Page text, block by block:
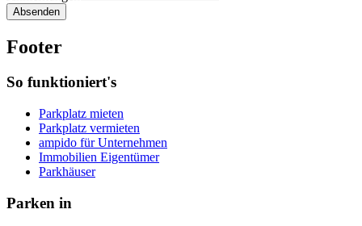
Absenden
Footer
So funktioniert's
Parkplatz mieten
Parkplatz vermieten
ampido für Unternehmen
Immobilien Eigentümer
Parkhäuser
Parken in